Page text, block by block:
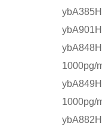
1000pg/
1000pg/